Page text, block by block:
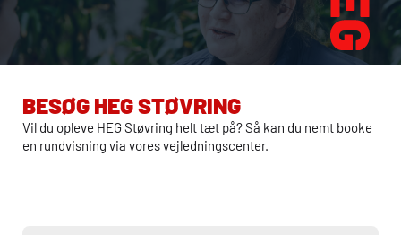
BESØG HEGSTØVRING
Vil du opleve HEGStøvring helt tæt på? Så kan du nemt booke
en rundvisning via vores vejledningscenter.